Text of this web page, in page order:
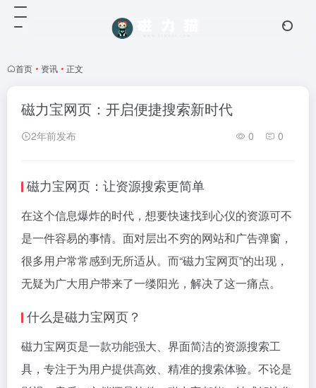
首页 • 资讯 • 正文
磁力宝网页：开启便捷搜索新时代
2年前发布 0 0
磁力宝网页：让资源搜索更简单
在这个信息爆炸的时代，想要快速找到心仪的资源可不
是一件容易的事情。面对层出不穷的网站和广告弹窗，
很多用户常常感到无所适从。而“磁力宝网页”的出现，
无疑为广大用户带来了一缕阳光，解决了这一痛点。
什么是磁力宝网页？
磁力宝网页是一款功能强大、界面简洁的资源搜索工
具，专注于为用户提供高效、精准的搜索体验。不论是